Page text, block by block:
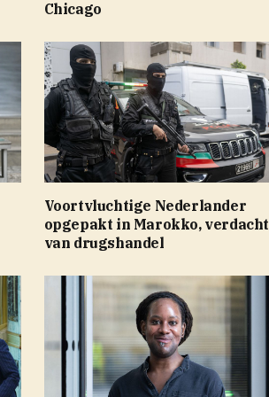
Chicago
Voortvluchtige Nederlander
opgepakt in Marokko, verdacht
van drugshandel